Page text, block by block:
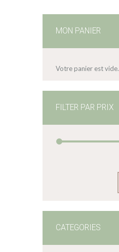
MON PANIER
Votre panier est vide.
FILTER PAR PRIX
CATEGORIES